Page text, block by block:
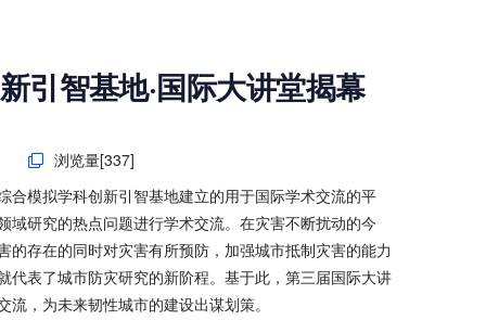
引智基地·国际大讲堂揭幕
浏览量[337]
合模拟学科创新引智基地建立的用于国际学术交流的平
研究的热点问题进行学术交流。在灾害不断扰动的今
存在的同时对灾害有所预防，加强城市抵制灾害的能力
表了城市防灾研究的新阶程。基于此，第三届国际大讲
，为未来韧性城市的建设出谋划策。